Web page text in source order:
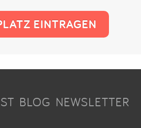
EINTRAGEN
BLOG NEWSLETTER